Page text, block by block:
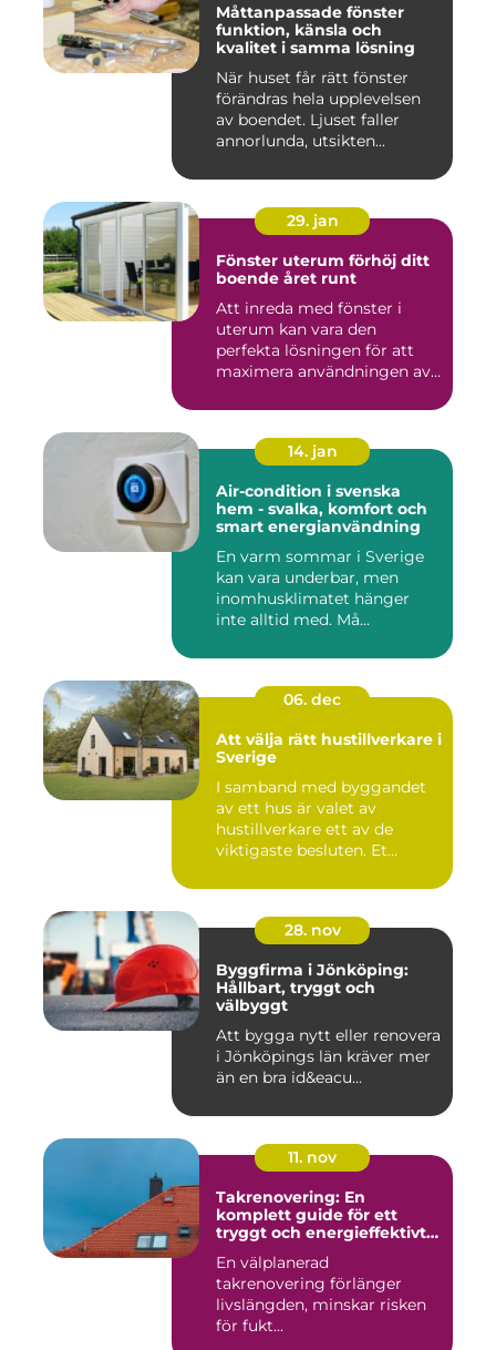
Måttanpassade fönster
funktion, känsla och
kvalitet i samma lösning
När huset får rätt fönster
förändras hela upplevelsen
av boendet. Ljuset faller
annorlunda, utsikten...
29. jan
Fönster uterum förhöj ditt
boende året runt
Att inreda med fönster i
uterum kan vara den
perfekta lösningen för att
maximera användningen av
14. jan
Air-condition i svenska
hem - svalka, komfort och
smart energianvändning
En varm sommar i Sverige
kan vara underbar, men
inomhusklimatet hänger
inte alltid med. Må...
06. dec
Att välja rätt hustillverkare i
Sverige
I samband med byggandet
av ett hus är valet av
hustillverkare ett av de
viktigaste besluten. Et...
28. nov
Byggfirma i Jönköping:
Hållbart, tryggt och
välbyggt
Att bygga nytt eller renovera
i Jönköpings län kräver mer
än en bra id&eacu...
11. nov
Takrenovering: En
komplett guide för ett
tryggt och energieffektivt
En välplanerad
takrenovering förlänger
livslängden, minskar risken
för fukt...